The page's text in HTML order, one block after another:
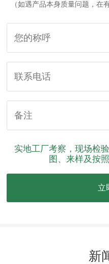
（如遇产品本身质量问题，在
实地工厂考察，现场检
图、来样及按
立
新